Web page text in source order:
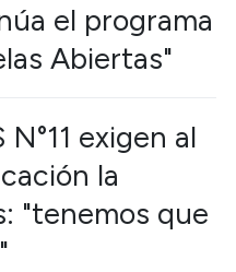
el programa
Abiertas"
exigen al
la
"tenemos que